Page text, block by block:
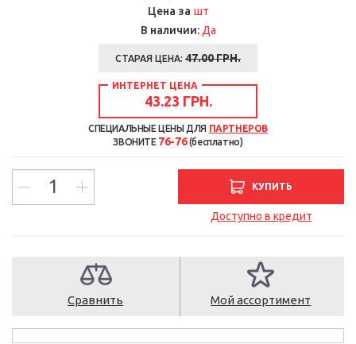
Цена за шт
В наличии: Да
СТАРАЯ ЦЕНА: 47.00ГРН.
ИНТЕРНЕТ ЦЕНА
43.23 ГРН.
СПЕЦИАЛЬНЫЕ ЦЕНЫ ДЛЯ ПАРТНЕРОВ
ЗВОНИТЕ 76-76(бесплатно)
КУПИТЬ
Доступно в кредит
Сравнить Мой ассортимент